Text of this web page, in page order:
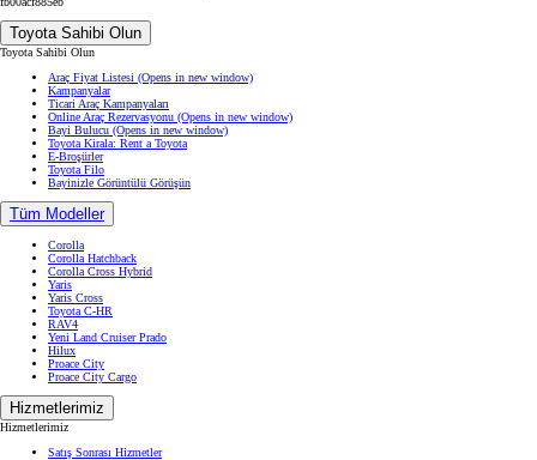
Toyota Sahibi Olun
Toyota Sahibi Olun
Araç Fiyat Listesi (Opens in new window)
Kampanyalar
Ticari Araç Kampanyaları
Online Araç Rezervasyonu (Opens in new window)
Bayi Bulucu (Opens in new window)
Toyota Kirala: Rent a Toyota
E-Broşürler
Toyota Filo
Bayinizle Görüntülü Görüşün
Tüm Modeller
Corolla
Corolla Hatchback
Corolla Cross Hybrid
Yaris
Yaris Cross
Toyota C-HR
RAV4
Yeni Land Cruiser Prado
Hilux
Proace City
Proace City Cargo
Hizmetlerimiz
Hizmetlerimiz
Satış Sonrası Hizmetler